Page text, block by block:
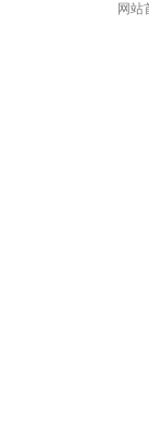
网站